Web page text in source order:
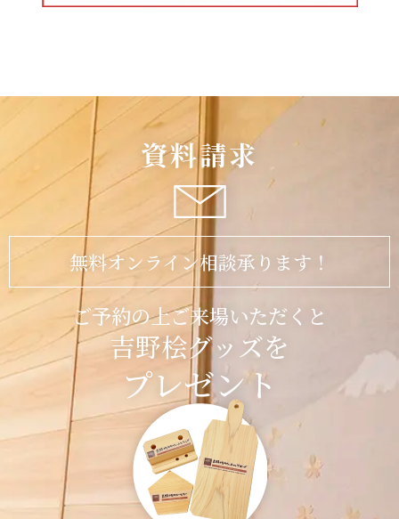
資料請求
無料オンライン相談承ります！
ご予約の上ご来場いただくと
吉野桧グッズを
プレゼント